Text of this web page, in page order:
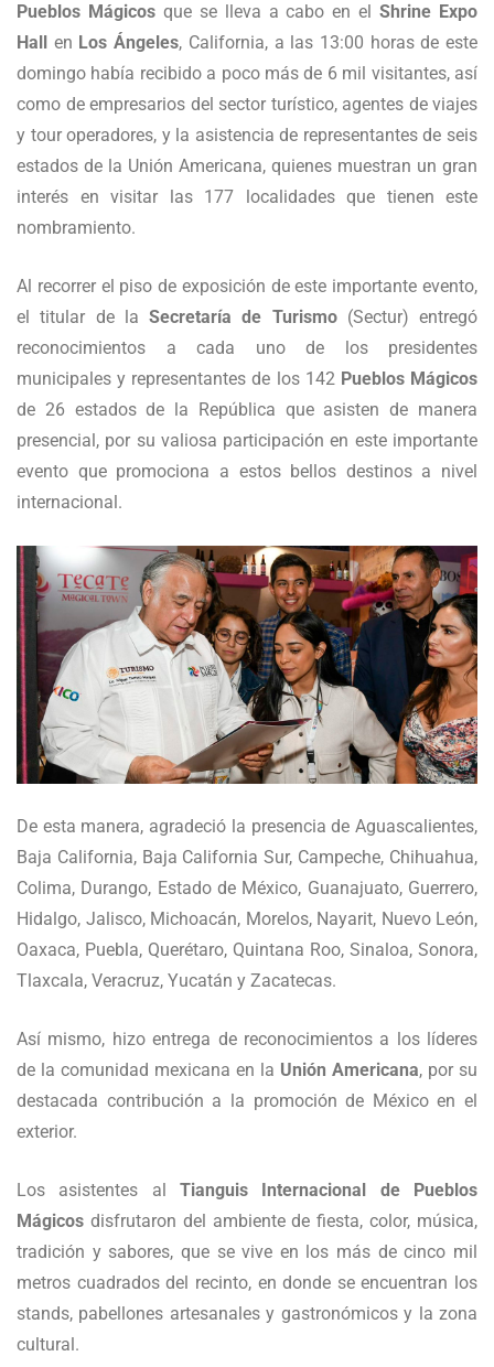
Pueblos Mágicosque se lleva a cabo en elShrine Expo
Hall
en Los Ángeles, California, a las 13:00 horas de este
domingo había recibido a poco más de 6 mil visitantes, así
como de empresarios del sector turístico, agentes de viajes
y tour operadores, y la asistencia de representantes de seis
estados de la Unión Americana, quienes muestran un gran
interés en visitar las 177 localidades que tienen este
nombramiento.
Al recorrer el piso de exposición de este importante evento,
el titular de la Secretaría de Turismo(Sectur) entregó
reconocimientos a cada uno de los presidentes
municipales y representantes de los 142 Pueblos Mágicos
de 26 estados de la República que asisten de manera
presencial, por su valiosa participación en este importante
evento que promociona a estos bellos destinos a nivel
internacional.
De esta manera, agradeció la presencia de Aguascalientes,
Baja California, Baja California Sur, Campeche, Chihuahua,
Colima, Durango, Estado de México, Guanajuato, Guerrero,
Hidalgo, Jalisco, Michoacán, Morelos, Nayarit, Nuevo León,
Oaxaca, Puebla, Querétaro, Quintana Roo, Sinaloa, Sonora,
Tlaxcala, Veracruz, Yucatán y Zacatecas.
Así mismo, hizo entrega de reconocimientos a los líderes
de la comunidad mexicana en la Unión Americana, por su
destacada contribución a la promoción de México en el
exterior.
Los asistentes al Tianguis Internacional de Pueblos
Mágicos disfrutaron del ambiente de fiesta, color, música,
tradición y sabores, que se vive en los más de cinco mil
metros cuadrados del recinto, en donde se encuentran los
stands, pabellones artesanales y gastronómicos y la zona
cultural.